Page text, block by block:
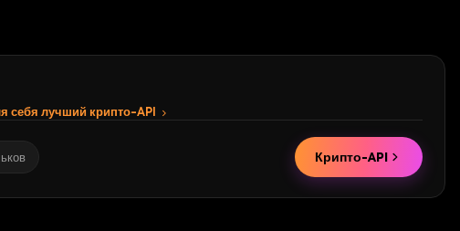
себя лучший крипто-API
Крипто-API